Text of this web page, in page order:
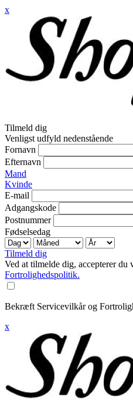
x
Tilmeld dig
Venligst udfyld nedenstående
Fornavn
Efternavn
Mand
Kvinde
E-mail
Adgangskode
Postnummer
Fødselsedag
Tilmeld dig
Ved at tilmelde dig, accepterer du
Fortrolighedspolitik.
Bekræft Servicevilkår og
x